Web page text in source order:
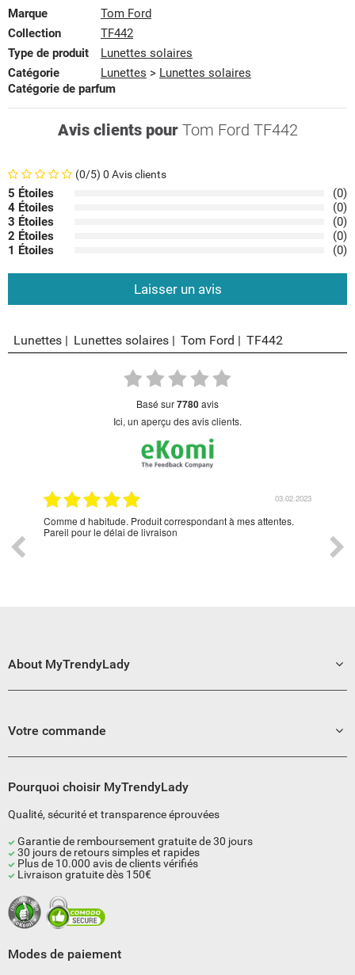
Marque
Tom Ford
Collection
TF442
Type de produit
Lunettes solaires
Catégorie
Lunettes > Lunettes solaires
Catégorie de parfum
Avis clients pour Tom Ford TF442
(0/5) 0 Avis clients
5 Étoiles
(0)
4 Étoiles
(0)
3 Étoiles
(0)
2 Étoiles
(0)
1 Étoiles
(0)
Laisser un avis
Lunettes Lunettes solaires Tom Ford TF442
basé sur7780avis
Ici, un aperçu des avis clients.
03.02.2023
Comme d habitude. Produit correspondant à mes attentes.
Pareil pour le délai de livraison
About MyTrendyLady
Votre commande
Pourquoi choisir MyTrendyLady
Qualité, sécurité et transparence éprouvées
Garantie de remboursement gratuite de 30 jours
30 jours de retours simples et rapides
Plus de 10.000 avis de clients vérifiés
Livraison gratuite dès 150€
Modes de paiement